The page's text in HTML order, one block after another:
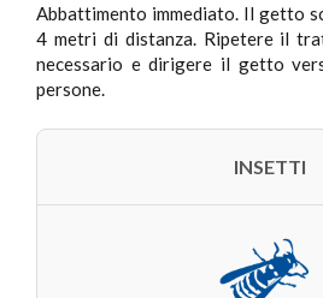
Abbattimento immediato. Il getto
4 metri di distanza. Ripetere il
necessario e dirigere il getto
persone.
INSETTI